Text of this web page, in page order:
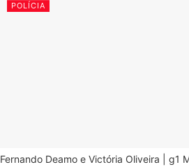
POLÍCIA
Fernando Deamo e Victória Oliveira | g1